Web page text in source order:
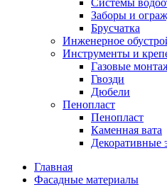
Системы
Заборы и
Брусчатка
Инженерное
Инструменты и
Газовые
Гвозди
Дюбели
Пенопласт
Пенопласт
Каменная вата
Декоративные
Главная
Фасадные материалы